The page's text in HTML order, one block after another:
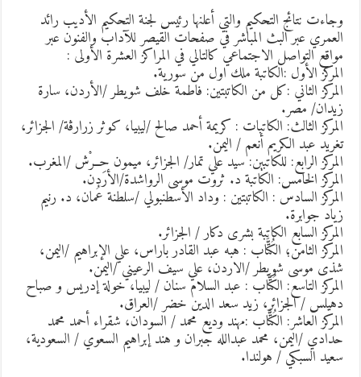
نتائج التحكيم والتي أعلنها رئيس لجنة التحكيم الأديب رائد
عبر البث المباشر في صفحات القيصر للآداب والفنون عبر
التواصل الاجتماعي كالتالي في المراكز العشرة الأولى :
الأول :الكاتبة ملك اول من سورية.
الثاني :كل من الكاتبتين: فاطمة خلف شويطر /الأردن، سارة
مصر.
الثالث: الكاتبات : كريمة أحمد صالح /ليبيا، كوثر زرارڨة/ الجزائر،
عبد الكريم أنعم / اليمن.
الرابع: للكاتبين: سيد علي تمار/ الجزائر، ميمون حِــرْش /المغرب.
الخامس: الكاتبة د. ثروت موسى الرواشدة/الأردن.
السادس : الكاتبتين : وداد الأسطنبولي /سلطنة عُمان، د. رنيم
جوابرة.
السابع الكاتبة بشرى دكار / الجزائر.
الثامن؛ الكُتَّاب : هبه عبد القادر باراس، علي الإبراهيم /اليمن،
موسى شويطر /الاردن، علي سيف الرعيني /اليمن.
التاسع: الكُتَّاب : عبد السلام سنان / ليبيا، خولة إدريس و صباح
/ الجزائر، زيد سعد الدين خضر /العراق.
العاشر: الكُتَّاب :مهند وديع محمد / السودان، شقراء أحمد محمد
/اليمن، محمد عبدالله جبران و هند إبراهيم السعوي / السعودية،
السبكي / هولندا.